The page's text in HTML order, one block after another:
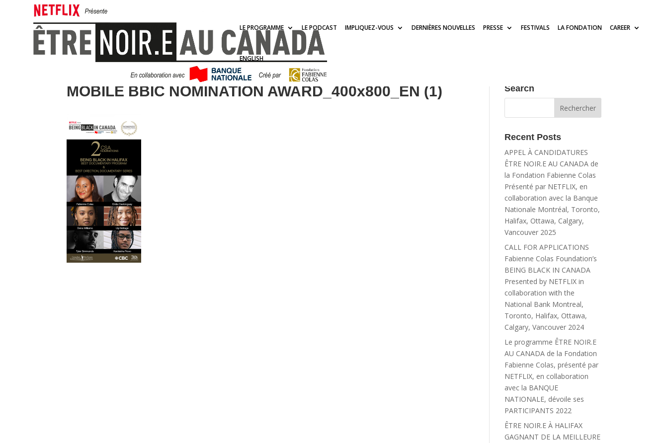
LE PROGRAMME LE PODCAST IMPLIQUEZ-VOUS DERNIÈRES NOUVELLES PRESSE FESTIVALS LA FONDATION CAREER
ENGLISH
MOBILE BBIC NOMINATION AWARD_400x800_EN (1) Search
Recent Posts
APPEL À CANDIDATURES
ÊTRE NOIR.E AU CANADA de
la Fondation Fabienne Colas
Présenté par NETFLIX, en
collaboration avec la Banque
Nationale Montréal, Toronto,
Halifax, Ottawa, Calgary,
Vancouver 2025
CALL FOR APPLICATIONS
Fabienne Colas Foundation’s
BEING BLACK IN CANADA
Presented by NETFLIX in
collaboration with the
National Bank Montreal,
Toronto, Halifax, Ottawa,
Calgary, Vancouver 2024
Le programme ÊTRE NOIR.E
AU CANADA de la Fondation
Fabienne Colas, présenté par
NETFLIX, en collaboration
avec la BANQUE
NATIONALE, dévoile ses
PARTICIPANTS 2022
ÊTRE NOIR.E À HALIFAX
GAGNANT DE LA MEILLEURE